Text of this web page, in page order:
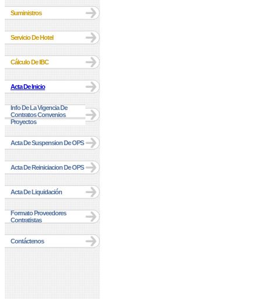
Suministros
Servicio De Hotel
Cálculo De IBC
Acta De Inicio
Info De La Vigencia De
Contratos Convenios
Proyectos
Acta De Suspension De OPS
Acta De Reiniciacion De OPS
Acta De Liquidación
Formato Proveedores
Contratistas
Contáctenos